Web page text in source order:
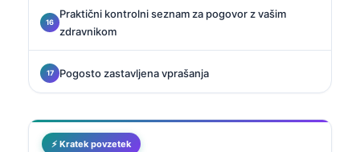
Praktični kontrolni seznam za pogovor z vašim
zdravnikom
Pogosto zastavljena vprašanja
⚡ Kratek povzetek